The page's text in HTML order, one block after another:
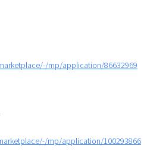
mp/application/86632969
mp/application/100293866